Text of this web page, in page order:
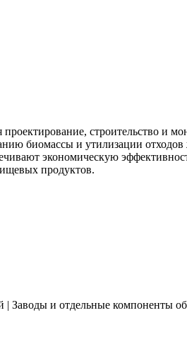
проектирование, строительство и
биомассы и утилизации
экономическую
продуктов.
| Заводы и отдельные компоненты